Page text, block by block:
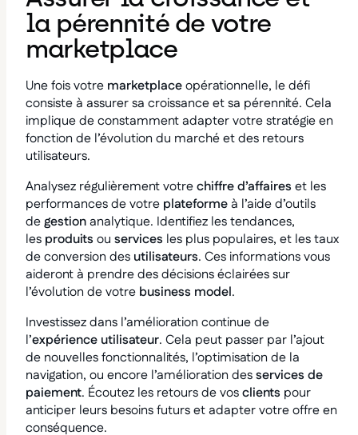
la pérennité de votre
marketplace
Une fois votre marketplaceopérationnelle, le défi
consiste à assurer sa croissance et sa pérennité. Cela
implique de constamment adapter votre stratégie en
fonction de l’évolution du marché et des retours
utilisateurs.
Analysez régulièrement votrechiffre d’affaires et les
performances de votre plateformeà l’aide d’outils
degestionanalytique. Identifiez les tendances,
les produits ou services les plus populaires, et les taux
de conversion des utilisateurs. Ces informations vous
aideront à prendre des décisions éclairées sur
l’évolution de votre business model.
Investissez dans l’amélioration continue de
l’expérience utilisateur. Cela peut passer par l’ajout
de nouvelles fonctionnalités, l’optimisation de la
navigation, ou encore l’amélioration desservices de
paiement. Écoutez les retours de vosclients pour
anticiper leurs besoins futurs et adapter votre offre en
conséquence.